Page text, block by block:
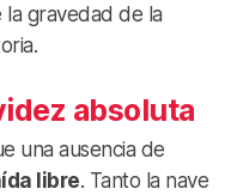
gravedad de la
absoluta
una ausencia de
libre. Tanto la nave